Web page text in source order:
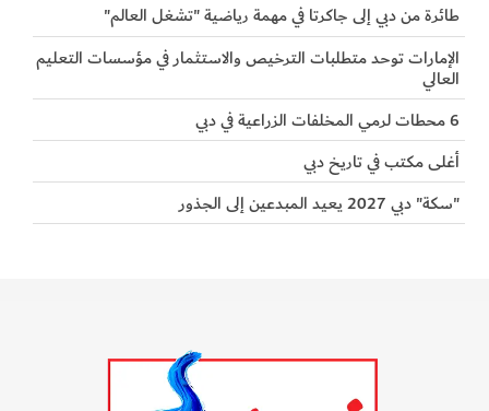
طائرة من دبي إلى جاكرتا في مهمة رياضية "تشغل العالم"
الإمارات توحد متطلبات الترخيص والاستثمار في مؤسسات التعليم
العالي
6 محطات لرمي المخلفات الزراعية في دبي
أغلى مكتب في تاريخ دبي
"سكة" دبي 2027 يعيد المبدعين إلى الجذور